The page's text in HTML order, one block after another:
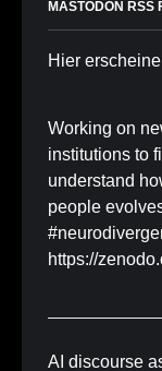
MASTODON RSS
Hier
Working on
institutions to
understand
people
https://
AI discourse